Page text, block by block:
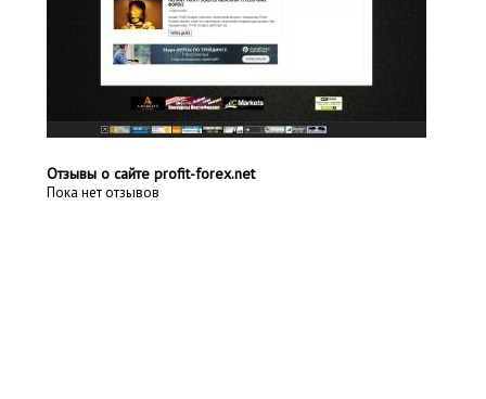
Отзывы о сайте profit-forex.net
Пока нет отзывов